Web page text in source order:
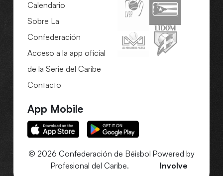
Calendario
Sobre La
Confederación
Acceso a la app oficial
de la Serie del Caribe
Contacto
App Mobile
© 2026 Confederación de Béisbol
Profesional del Caribe.
Powered by
Involve